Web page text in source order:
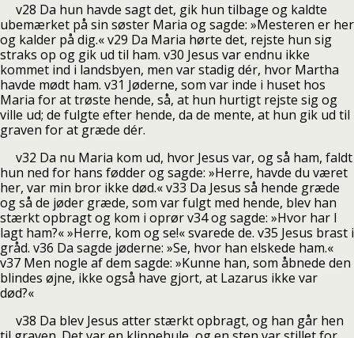
v28 Da hun havde sagt det, gik hun tilbage og kaldte
ubemærket på sin søster Maria og sagde: »Mesteren er her
og kalder på dig.« v29 Da Maria hørte det, rejste hun sig
straks op og gik ud til ham. v30 Jesus var endnu ikke
kommet ind i landsbyen, men var stadig dér, hvor Martha
havde mødt ham. v31 Jøderne, som var inde i huset hos
Maria for at trøste hende, så, at hun hurtigt rejste sig og
ville ud; de fulgte efter hende, da de mente, at hun gik ud til
graven for at græde dér.
v32 Da nu Maria kom ud, hvor Jesus var, og så ham, faldt
hun ned for hans fødder og sagde: »Herre, havde du været
her, var min bror ikke død.« v33 Da Jesus så hende græde
og så de jøder græde, som var fulgt med hende, blev han
stærkt opbragt og kom i oprør v34 og sagde: »Hvor har I
lagt ham?« »Herre, kom og se!« svarede de. v35 Jesus brast i
gråd. v36 Da sagde jøderne: »Se, hvor han elskede ham.«
v37 Men nogle af dem sagde: »Kunne han, som åbnede den
blindes øjne, ikke også have gjort, at Lazarus ikke var
død?«
v38 Da blev Jesus atter stærkt opbragt, og han går hen